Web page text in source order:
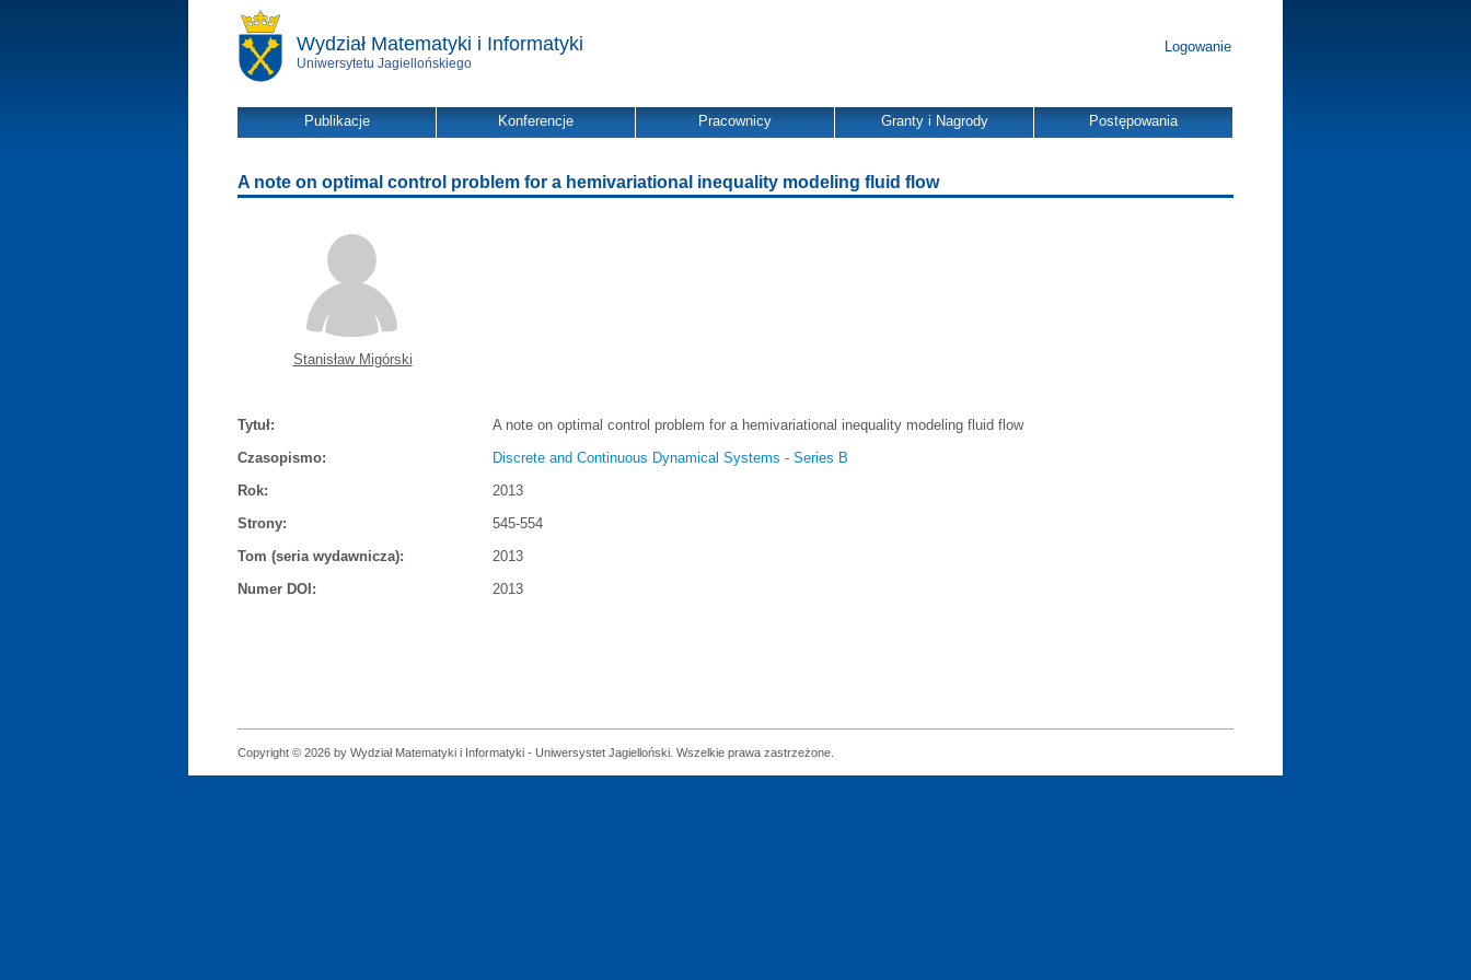
Wydział Matematyki i Informatyki
Uniwersytetu Jagiellońskiego
Logowanie
Publikacje Konferencje Pracownicy Granty i Nagrody Postępowania
A note on optimal control problem for a hemivariational inequality modeling fluid flow
Stanisław Migórski
Tytuł:
A note on optimal control problem for a hemivariational inequality modeling fluid flow
Czasopismo:
Discrete and Continuous Dynamical Systems - Series B
Rok:
2013
Strony:
545-554
Tom (seria wydawnicza):
2013
Numer DOI:
2013
Copyright © 2026 by Wydział Matematyki i Informatyki - Uniwersystet Jagielloński. Wszelkie prawa zastrzeżone.